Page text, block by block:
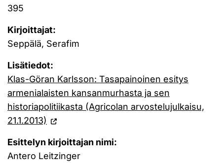
395
Kirjoittajat:
Seppälä, Serafim
Lisätiedot:
Klas-Göran Karlsson: Tasapainoinen esitys
armenialaisten kansanmurhasta ja sen
historiapolitiikasta (Agricolan arvostelujulkaisu,
21.1.2013)
Esittelyn kirjoittajan nimi:
Antero Leitzinger